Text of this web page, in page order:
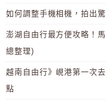
如何調整手機相機，拍出驚
澎湖自由行最方便攻略！
總整理)
越南自由行》峴港第一次
點